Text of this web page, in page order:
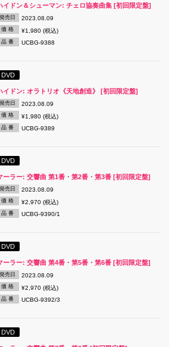
イドン＆シューマン: チェロ協奏曲集 [初回限定盤]
発売日 2023.08.09
価 格 ¥1,980 (税込)
品 番 UCBG-9388
DVD
イドン: オラトリオ《天地創造》 [初回限定盤]
発売日 2023.08.09
価 格 ¥1,980 (税込)
品 番 UCBG-9389
DVD
ーラー: 交響曲 第1番・第2番・第3番 [初回限定盤]
発売日 2023.08.09
価 格 ¥2,970 (税込)
品 番 UCBG-9390/1
DVD
ーラー: 交響曲 第4番・第5番・第6番 [初回限定盤]
発売日 2023.08.09
価 格 ¥2,970 (税込)
品 番 UCBG-9392/3
DVD